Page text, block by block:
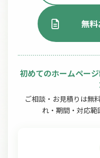
無料
初めてのホームペー
ご相談・お見積りは無
れ・期間・対応範